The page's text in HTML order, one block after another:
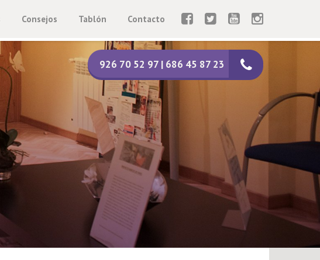
Consejos Tablón Contacto
926 70 52 97 | 686 45 87 23